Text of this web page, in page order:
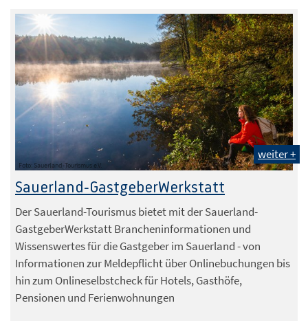
Foto: Sauerland-Tourismus e.V.
weiter +
Sauerland-GastgeberWerkstatt
Der Sauerland-Tourismus bietet mit der Sauerland-
GastgeberWerkstatt Brancheninformationen und
Wissenswertes für die Gastgeber im Sauerland - von
Informationen zur Meldepflicht über Onlinebuchungen bis
hin zum Onlineselbstcheck für Hotels, Gasthöfe,
Pensionen und Ferienwohnungen